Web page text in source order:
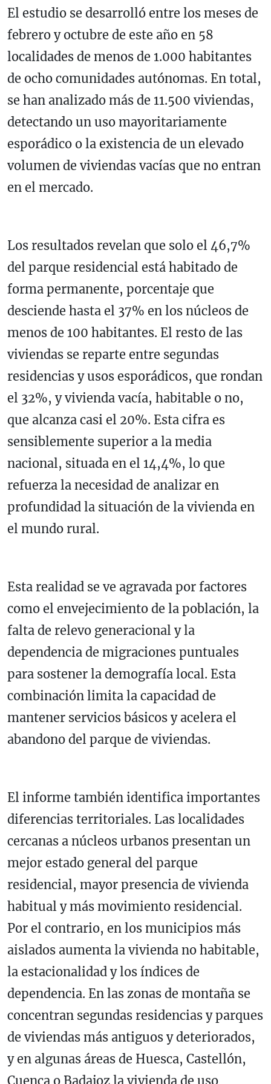
El estudio se desarrolló entre los meses de
febrero y octubre de este año en 58
localidades de menos de 1.000 habitantes
de ocho comunidades autónomas. En total,
se han analizado más de 11.500 viviendas,
detectando un uso mayoritariamente
esporádico o la existencia de un elevado
volumen de viviendas vacías que no entran
en el mercado.
Los resultados revelan que solo el 46,7%
del parque residencial está habitado de
forma permanente, porcentaje que
desciende hasta el 37% en los núcleos de
menos de 100 habitantes. El resto de las
viviendas se reparte entre segundas
residencias y usos esporádicos, que rondan
el 32%, y vivienda vacía, habitable o no,
que alcanza casi el 20%. Esta cifra es
sensiblemente superior a la media
nacional, situada en el 14,4%, lo que
refuerza la necesidad de analizar en
profundidad la situación de la vivienda en
el mundo rural.
Esta realidad se ve agravada por factores
como el envejecimiento de la población, la
falta de relevo generacional y la
dependencia de migraciones puntuales
para sostener la demografía local. Esta
combinación limita la capacidad de
mantener servicios básicos y acelera el
abandono del parque de viviendas.
El informe también identifica importantes
diferencias territoriales. Las localidades
cercanas a núcleos urbanos presentan un
mejor estado general del parque
residencial, mayor presencia de vivienda
habitual y más movimiento residencial.
Por el contrario, en los municipios más
aislados aumenta la vivienda no habitable,
la estacionalidad y los índices de
dependencia. En las zonas de montaña se
concentran segundas residencias y parques
de viviendas más antiguos y deteriorados,
y en algunas áreas de Huesca, Castellón,
Cuenca o Badajoz la vivienda de uso